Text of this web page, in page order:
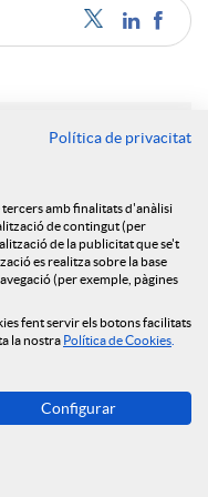
el seu model
en qualitat de
històrics per
incorporació al Grup
Política de privacitat
amb finalitats d'anàlisi
de contingut (per
de la publicitat que se't
es realitza sobre la base
(per exemple, pàgines
fent servir els botons facilitats
la nostra Política de Cookies
Configurar